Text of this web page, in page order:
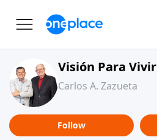
Visión Para Vivir
Carlos A. Zazueta
Follow